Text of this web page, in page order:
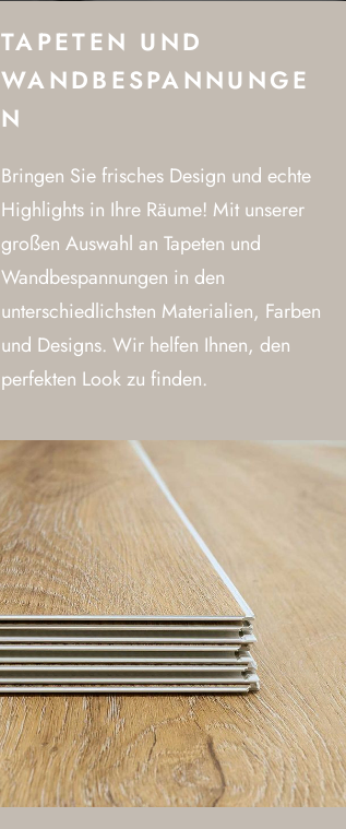
TAPETEN UND
WANDBESPANNUNGE
N
Bringen Sie frisches Design und echte
Highlights in Ihre Räume! Mit unserer
großen Auswahl an Tapeten und
Wandbespannungen in den
unterschiedlichsten Materialien, Farben
und Designs. Wir helfen Ihnen, den
perfekten Look zu finden.